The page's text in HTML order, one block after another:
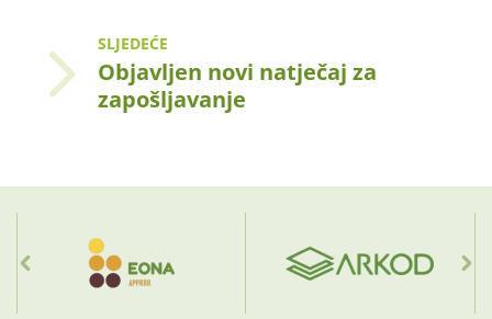
SLJEDEĆE
Objavljen novi natječaj za
zapošljavanje